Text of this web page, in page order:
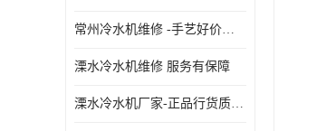
常州冷水机维修 -手艺好价格便宜
溧水冷水机维修 服务有保障
溧水冷水机厂家-正品行货质量有保障